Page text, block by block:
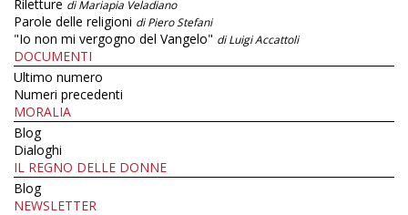
Riletture di Mariapia Veladiano
Parole delle religioni di Piero Stefani
"Io non mi vergogno del Vangelo" di Luigi Accattoli
DOCUMENTI
Ultimo numero
Numeri precedenti
MORALIA
Blog
Dialoghi
IL REGNO DELLE DONNE
Blog
NEWSLETTER